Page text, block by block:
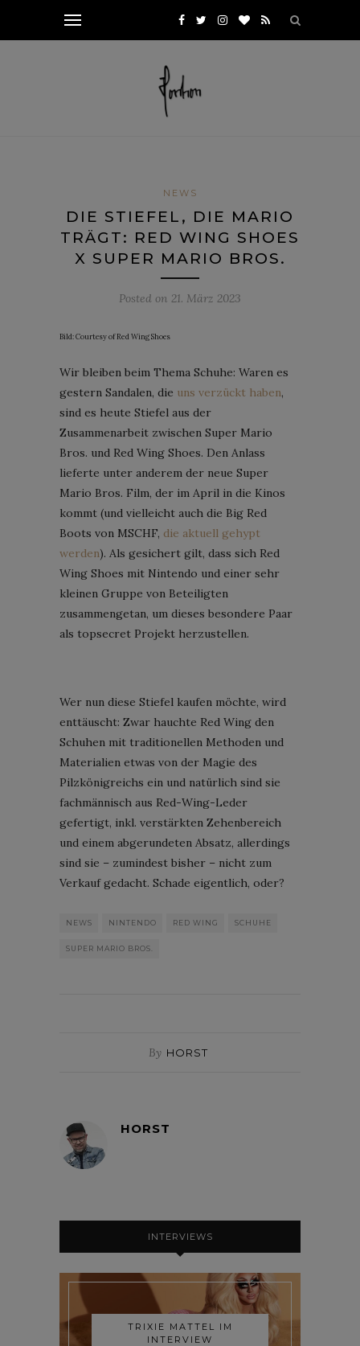
NEWS
DIE STIEFEL, DIE MARIO
TRÄGT: RED WING SHOES
X SUPER MARIO BROS.
Posted on 21. März 2023
Bild: Courtesy of Red Wing Shoes
Wir bleiben beim Thema Schuhe: Waren es
gestern Sandalen, die uns verzückt haben,
sind es heute Stiefel aus der
Zusammenarbeit zwischen Super Mario
Bros. und Red Wing Shoes. Den Anlass
lieferte unter anderem der neue Super
Mario Bros. Film, der im April in die Kinos
kommt (und vielleicht auch die Big Red
Boots von MSCHF, die aktuell gehypt
werden). Als gesichert gilt, dass sich Red
Wing Shoes mit Nintendo und einer sehr
kleinen Gruppe von Beteiligten
zusammengetan, um dieses besondere Paar
als topsecret Projekt herzustellen.
Wer nun diese Stiefel kaufen möchte, wird
enttäuscht: Zwar hauchte Red Wing den
Schuhen mit traditionellen Methoden und
Materialien etwas von der Magie des
Pilzkönigreichs ein und natürlich sind sie
fachmännisch aus Red-Wing-Leder
gefertigt, inkl. verstärkten Zehenbereich
und einem abgerundeten Absatz, allerdings
sind sie – zumindest bisher – nicht zum
Verkauf gedacht. Schade eigentlich, oder?
NEWS NINTENDO RED WING SCHUHE
SUPER MARIO BROS.
By HORST
HORST
INTERVIEWS
TRIXIE MATTEL IM
INTERVIEW